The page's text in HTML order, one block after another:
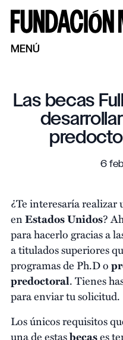
MENÚ
Las becas
6
¿Te interesaría realizar
enEstados Unidos?
para hacerlo gracias a
a titulados superiores
programas de Ph.D o
predoctoral. Tienes
para enviar tu solicitud.
Los únicos requisitos
una de estasbecases